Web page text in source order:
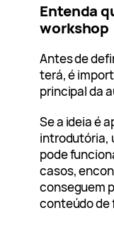
Entenda
workshop
Antes de
terá, é
principal da
Se a ideia é
introdutória,
pode
casos,
conseguem
conteúdo de